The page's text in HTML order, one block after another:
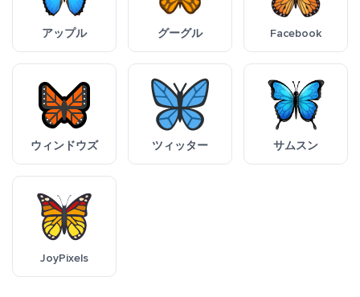
アップル グーグル Facebook
ウィンドウズ ツィッター サムスン
JoyPixels